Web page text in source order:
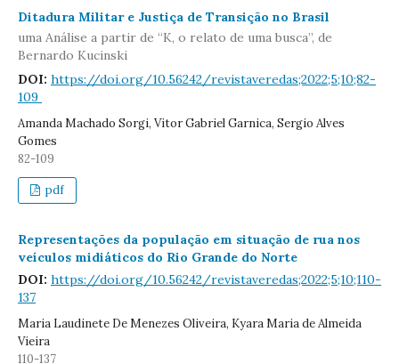
Ditadura Militar e Justiça de Transição no Brasil
uma Análise a partir de “K, o relato de uma busca”, de
Bernardo Kucinski
DOI: https://doi.org/10.56242/revistaveredas;2022;5;10;82-
109
Amanda Machado Sorgi, Vitor Gabriel Garnica, Sergio Alves
Gomes
82-109
pdf
Representações da população em situação de rua nos
veículos midiáticos do Rio Grande do Norte
DOI: https://doi.org/10.56242/revistaveredas;2022;5;10;110-
137
Maria Laudinete De Menezes Oliveira, Kyara Maria de Almeida
Vieira
110-137